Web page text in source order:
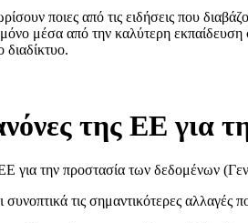
ποιες από τις ειδήσεις που
μέσα από την καλύτερη εκπαίδευση
διαδίκτυο.
της ΕΕ για
για την προστασία των δεδομένων
τις σημαντικότερες αλλαγές